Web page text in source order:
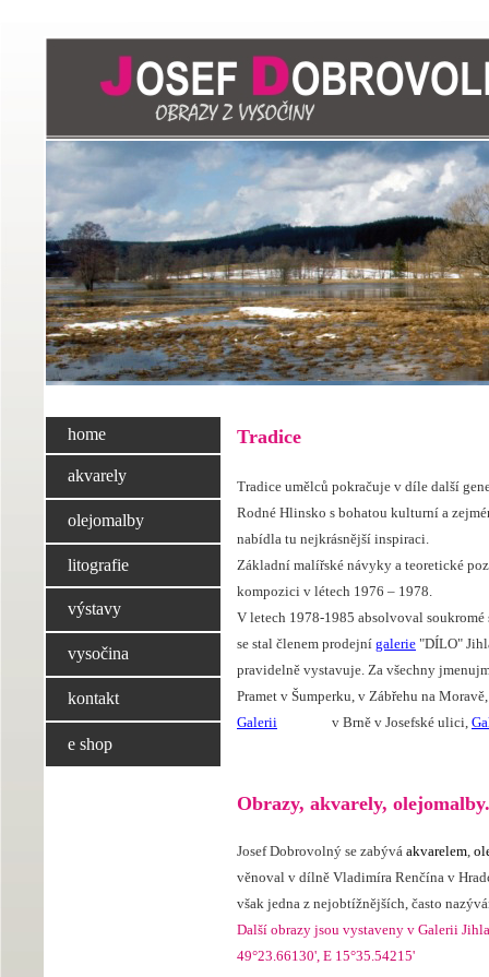
Tradice
Tradice umělců pokračuje v díle další
Rodné Hlinsko s bohatou kulturní a
nabídla tu nejkrásnější inspiraci.
Základní malířské návyky a teoretické
kompozici v létech 1976 – 1978.
V letech 1978-1985 absolvoval
se stal členem prodejní galerie "DÍLO"
pravidelně vystavuje. Za všechny
Pramet v Šumperku, v Zábřehu na
Galerii
v Brně v Josefské ulici
home
akvarely
olejomalby
litografie
výstavy
vysočina
kontakt
e shop
Obrazy, akvarely,
Josef Dobrovolný se zabývá akvarelem
věnoval v dílně Vladimíra Renčína v
však jedna z nejobtížnějších, často
Další obrazy jsou vystaveny v Galerii
49°23.66130', E 15°35.54215'